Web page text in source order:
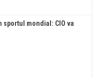
sportul mondial: CIO va